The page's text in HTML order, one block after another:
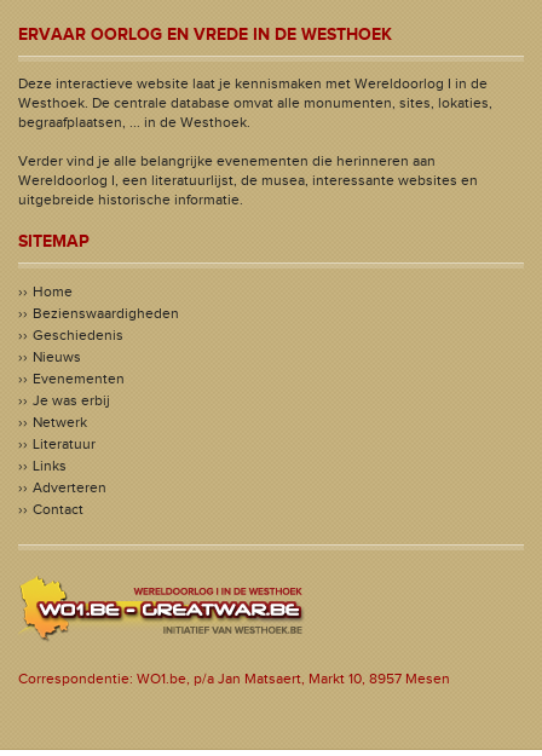
ERVAAR OORLOG EN VREDE IN DE WESTHOEK
Deze interactieve website laat je kennismaken met Wereldoorlog I in de
Westhoek. De centrale database omvat alle monumenten, sites, lokaties,
begraafplaatsen, ... in de Westhoek.
Verder vind je alle belangrijke evenementen die herinneren aan
Wereldoorlog I, een literatuurlijst, de musea, interessante websites en
uitgebreide historische informatie.
SITEMAP
Home
Bezienswaardigheden
Geschiedenis
Nieuws
Evenementen
Je was erbij
Netwerk
Literatuur
Links
Adverteren
Contact
Correspondentie: WO1.be, p/a Jan Matsaert, Markt 10, 8957 Mesen